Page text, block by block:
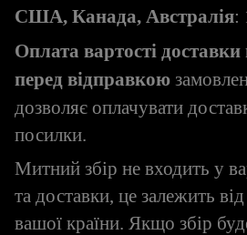
США, Канада, Австралія:
Оплата вартості доставки
перед відправкою
дозволяє оплачувати
посилки.
Митний збір не входить у
та доставки, це залежить
вашої країни. Якщо збір